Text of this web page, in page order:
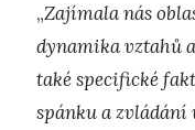
„Zajímala nás
dynamika vztahů
také specifické
spánku a